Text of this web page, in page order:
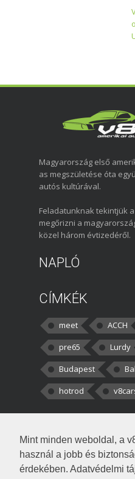
Mint minden weboldal, a
használ a jobb és
érdekében. Adatvédelmi
Magyarország első
as megszületése óta
autós kultúrával.
Feladatunknak tekintjük
megőrizni a
közel három évtizedéről.
NAPLÓ
CÍMKÉK
meet ACCH
pre65
Lurdy
Budapest
hotrod
kortisz:
darabbaal számoltam.